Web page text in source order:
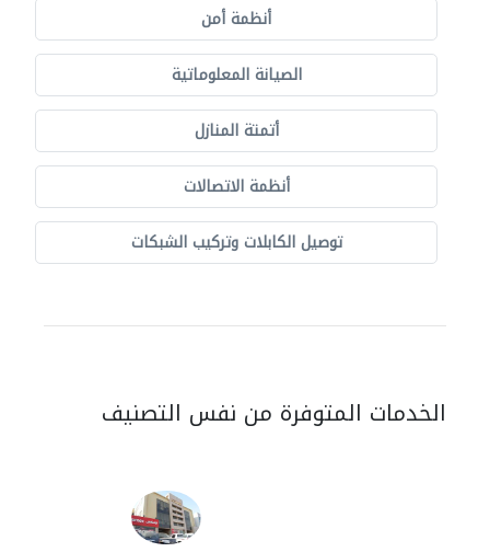
أنظمة أمن
الصيانة المعلوماتية
أتمتة المنازل
أنظمة الاتصالات
توصيل الكابلات وتركيب الشبكات
الخدمات المتوفرة من نفس التصنيف